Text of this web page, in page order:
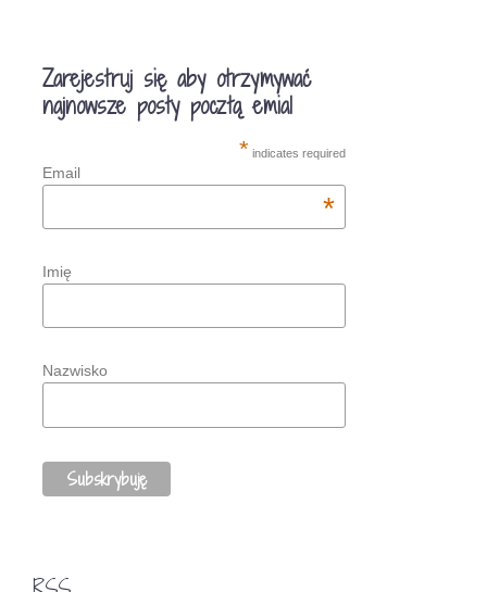
Zarejestruj się aby otrzymywać
najnowsze posty pocztą emial
* indicates required
Email
*
Imię
Nazwisko